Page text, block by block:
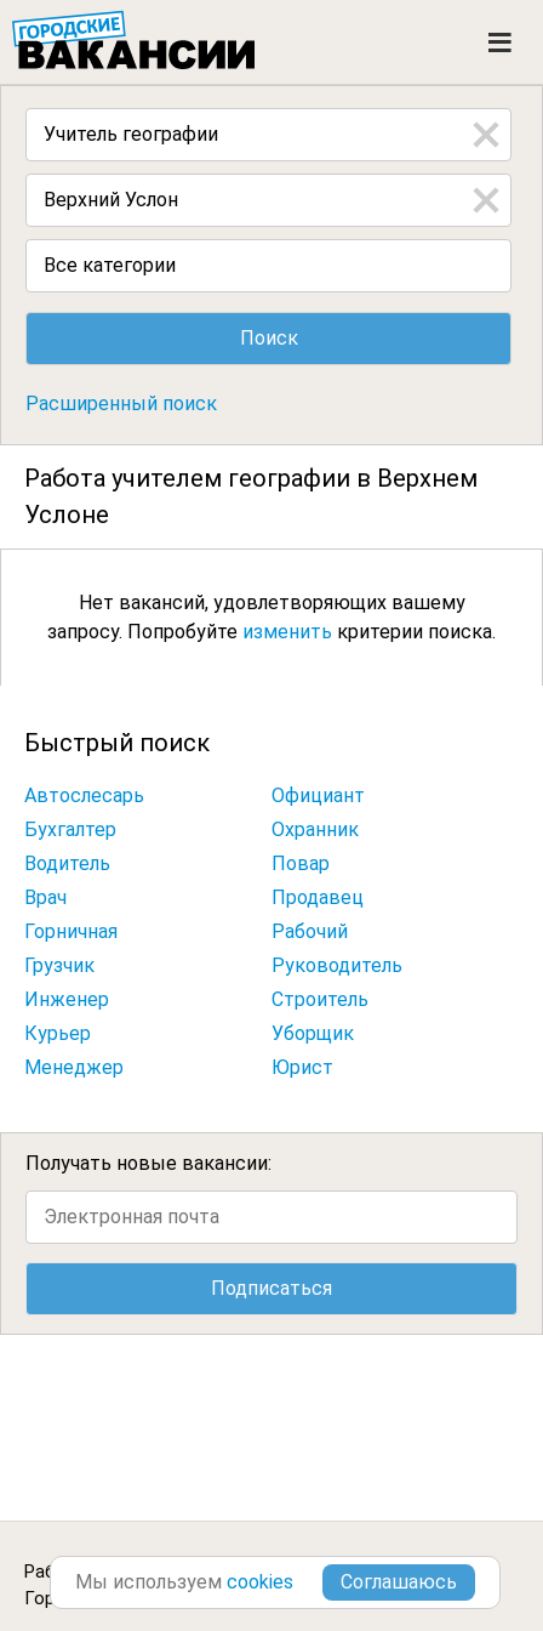
n
Все категории
Расширенный поиск
Работа учителем географии в Верхнем
Услоне
Нет вакансий, удовлетворяющих вашему
запросу. Попробуйте изменить критерии поиска.
Быстрый поиск
Автослесарь
Официант
Бухгалтер
Охранник
Водитель
Повар
Врач
Продавец
Горничная
Рабочий
Грузчик
Руководитель
Инженер
Строитель
Курьер
Уборщик
Менеджер
Юрист
Получать новые вакансии:
Работа учителем географии в Верхнем Услоне.
Городские Вакансии ©2013-2026
Мы используем cookies